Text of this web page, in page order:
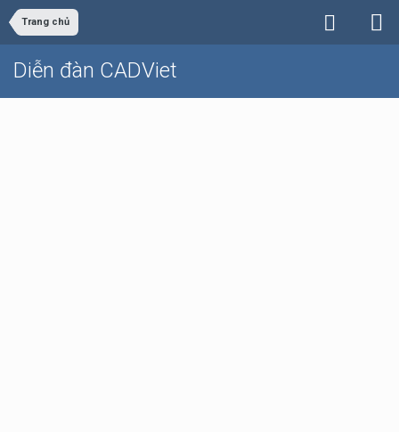
Trang chủ
Diễn đàn CADViet